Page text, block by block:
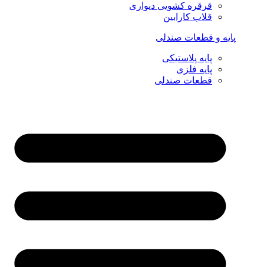
قرقره کشویی دیواری
قلاب کارابین
پایه و قطعات صندلی
پایه پلاستیکی
پایه فلزی
قطعات صندلی